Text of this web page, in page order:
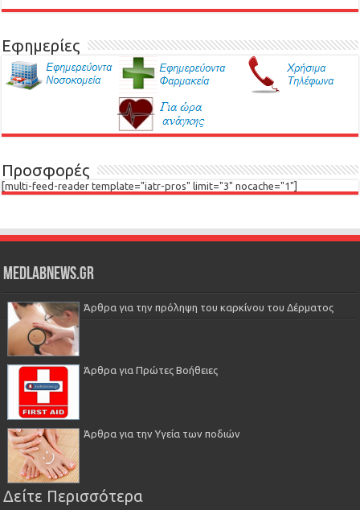
Εφημερίες
Προσφορές
[multi-feed-reader template="iatr-pros" limit="3" nocache="1"]
Medlabnews.gr
Άρθρα για την πρόληψη του καρκίνου του Δέρματος
Άρθρα για Πρώτες Βοήθειες
Άρθρα για την Υγεία των ποδιών
Δείτε Περισσότερα